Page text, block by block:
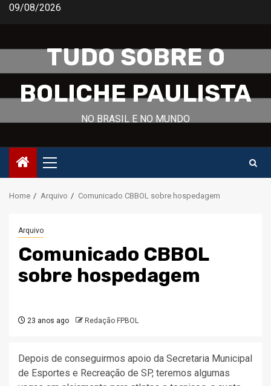
Skip09/08/2026
TUDO SOBRE O
BOLICHE PAULISTA
NO BRASIL E NO MUNDO
Primary
Menu
Home Arquivo Comunicado CBBOL sobre hospedagem
Arquivo
Comunicado CBBOL
sobre hospedagem
23 anos ago Redação FPBOL
Depois de conseguirmos apoio da Secretaria Municipal
de Esportes e Recreação de SP, teremos algumas